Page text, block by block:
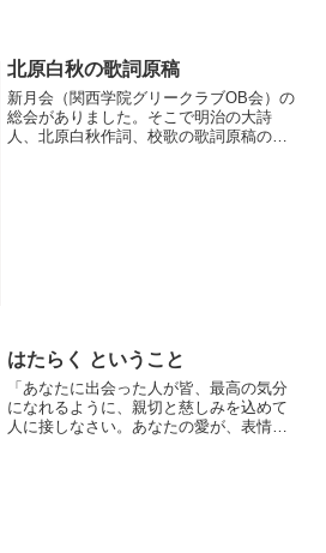
北原白秋の歌詞原稿
新月会（関西学院グリークラブOB会）の
総会がありました。そこで明治の大詩
人、北原白秋作詞、校歌の歌詞原稿のコ
はたらく ということ
「あなたに出会った人が皆、最高の気分
になれるように、親切と慈しみを込めて
人に接しなさい。あなたの愛が、表情や